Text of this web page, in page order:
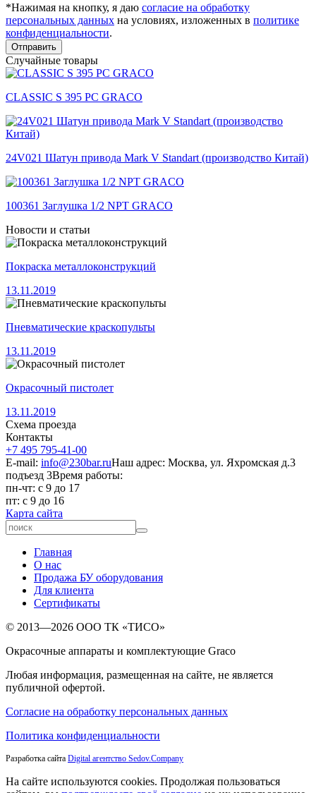
*Нажимая на кнопку, я даю согласие на обработку
персональных данных на условиях, изложенных в политике
конфиденциальности.
Отправить
Случайные товары
CLASSIC S 395 PC GRACO
24V021 Шатун привода Mark V Standart (производство Китай)
100361 Заглушка 1/2 NPT GRACO
Новости и статьи
Покраска металлоконструкций
13.11.2019
Пневматические краскопульты
13.11.2019
Окрасочный пистолет
13.11.2019
Схема проезда
Контакты
+7 495 795-41-00
E-mail: info@230bar.ruНаш адрес: Москва, ул. Яхромская д.3
подъезд 3Время работы:
пн-чт: с 9 до 17
пт: с 9 до 16
Карта сайта
Главная
О нас
Продажа БУ оборудования
Для клиента
Сертификаты
© 2013—2026 ООО ТК «ТИСО»
Окрасочные аппараты и комплектующие Graco
Любая информация, размещенная на сайте, не является
публичной офертой.
Согласие на обработку персональных данных
Политика конфиденциальности
Разработка сайта Digital агентство Sedov.Company
На сайте используются cookies. Продолжая пользоваться